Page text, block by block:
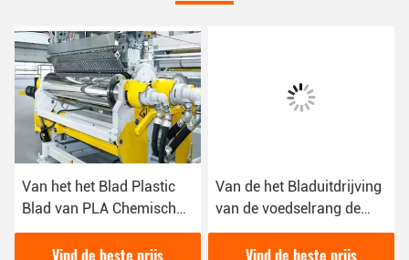
Van het het Blad Plastic
Blad van PLA Chemisch
afbreekbare van de de
Uitdrijvingsmachine het
Vind de beste prijs
Van de het Bladuitdrijving
van de voedselrang de
Plastic van de de Machine
Tweelingschroef
Vind de beste prijs